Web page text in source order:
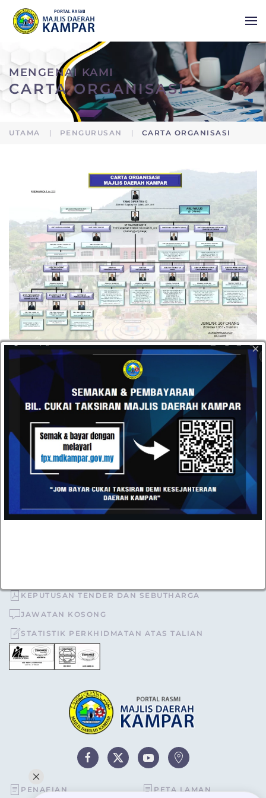
Skip to main content
MENGENAI KAMI
CARTA ORGANISASI
UTAMA PENGURUSAN CARTA ORGANISASI
klik di sini untuk pindah turun carta
HUBUNGI
Datang dan kunjungi pejabat kami atau hantarkan e-mel
kepada kami pada bila-bila masa anda mahu. Kami terbuka
kepada semua cadangan daripada pelanggan kami.
Majlis Daerah Kampar, Kompleks Pentadbiran MD
Kampar, Jalan Iskandar, 31900 Kampar, Perak
05-4671020 / 05-4671030
05-4671040
urusetia[at]mdkampar[dot]gov[dot]my
KEPUTUSAN TENDER DAN SEBUTHARGA
JAWATAN KOSONG
STATISTIK PERKHIDMATAN ATAS TALIAN
PENAFIAN PETA LAMAN
×